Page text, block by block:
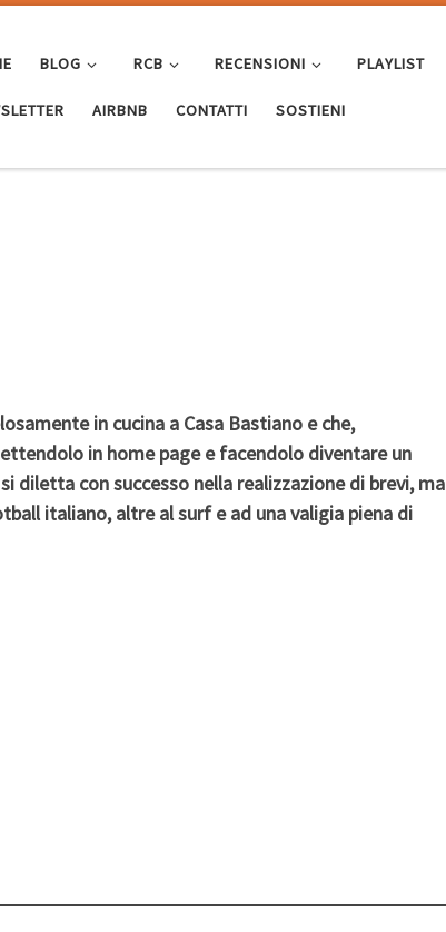
BLOG RCB RECENSIONI PLAYLIST
AIRBNB CONTATTI SOSTIENI
in cucina a Casa Bastiano e che,
in home page e facendolo diventare un
con successo nella realizzazione di brevi, ma
italiano, altre al surf e ad una valigia piena di